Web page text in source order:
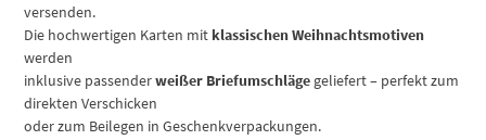
versenden.
Die hochwertigen Karten mit klassischen Weihnachtsmotiven
werden
inklusive passenderweißer Briefumschläge geliefert – perfekt zum
direkten Verschicken
oder zum Beilegen in Geschenkverpackungen.